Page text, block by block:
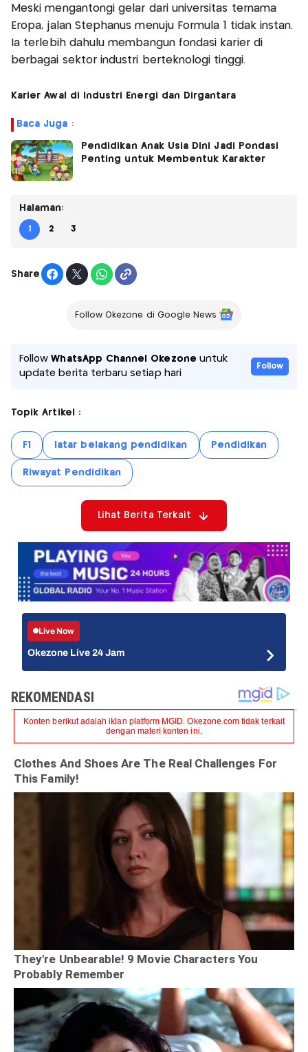
Meski mengantongi gelar dari universitas ternama
Eropa, jalan Stephanus menuju Formula 1 tidak instan.
Ia terlebih dahulu membangun fondasi karier di
berbagai sektor industri berteknologi tinggi.
Karier Awal di Industri Energi dan Dirgantara
Baca Juga :
Pendidikan Anak Usia Dini Jadi Pondasi
Penting untuk Membentuk Karakter
Halaman:
1 2 3
Share
Follow Okezone di Google News
FollowWhatsApp Channel Okezone untuk
update berita terbaru setiap hari
Follow
Topik Artikel :
F1 latar belakang pendidikan Pendidikan
Riwayat Pendidikan
Lihat Berita Terkait
Live Now
Okezone Live 24 Jam